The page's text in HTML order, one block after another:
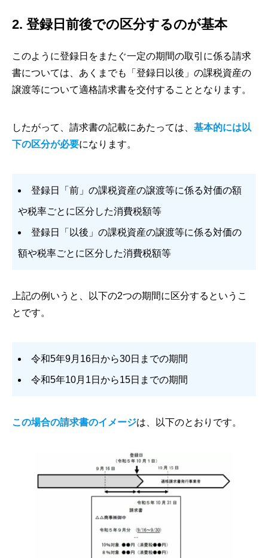
2. 登録日前後での区分するのが基本
このように登録日をまたぐ一定の期間の取引に係る請求
書については、あくまでも「登録日以後」の課税資産の
譲渡等について適格請求書を交付することとなります。
したがって、請求書の記載にあたっては、 基本的には以
下の区分が必要になります。
登録日「前」の課税資産の譲渡等に係る対価の額
や税率ごとに区分した消費税額等
登録日「以後」の課税資産の譲渡等に係る対価の
額や税率ごとに区分した消費税額等
上記の例いうと、以下の2つの期間に区分するというこ
とです。
令和5年9月16日から30日までの期間
令和5年10月1日から15日までの期間
この場合の請求書のイメージは、以下のとおりです。